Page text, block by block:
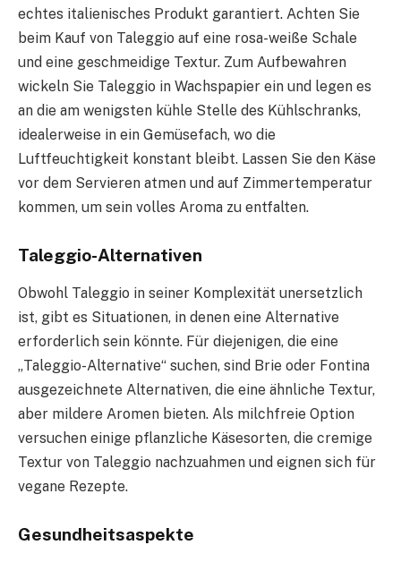
echtes italienisches Produkt garantiert. Achten Sie
beim Kauf von Taleggio auf eine rosa-weiße Schale
und eine geschmeidige Textur. Zum Aufbewahren
wickeln Sie Taleggio in Wachspapier ein und legen es
an die am wenigsten kühle Stelle des Kühlschranks,
idealerweise in ein Gemüsefach, wo die
Luftfeuchtigkeit konstant bleibt. Lassen Sie den Käse
vor dem Servieren atmen und auf Zimmertemperatur
kommen, um sein volles Aroma zu entfalten.
Taleggio-Alternativen
Obwohl Taleggio in seiner Komplexität unersetzlich
ist, gibt es Situationen, in denen eine Alternative
erforderlich sein könnte. Für diejenigen, die eine
„Taleggio-Alternative“ suchen, sind Brie oder Fontina
ausgezeichnete Alternativen, die eine ähnliche Textur,
aber mildere Aromen bieten. Als milchfreie Option
versuchen einige pflanzliche Käsesorten, die cremige
Textur von Taleggio nachzuahmen und eignen sich für
vegane Rezepte.
Gesundheitsaspekte